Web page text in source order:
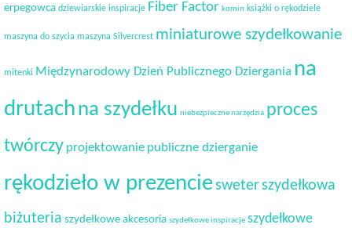
erpegowca dziewiarskie inspiracje Fiber Factor komin książki o rękodziele
maszyna do szycia maszyna Silvercrest miniaturowe szydełkowanie
mitenki Międzynarodowy Dzień Publicznego Dziergania na
drutachna szydełku niebezpieczne narzędzia proces
twórczy projektowanie publiczne dzierganie
rękodzieło w prezenciesweterszydełkowa
biżuteria szydełkowe akcesoria szydełkowe inspiracje szydełkowe